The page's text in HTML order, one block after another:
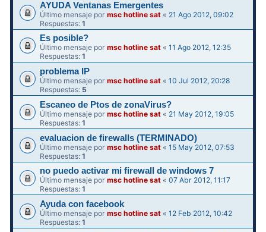
AYUDA Ventanas Emergentes
Último mensaje pormsc hotline sat « 21 Ago 2012, 09:02
Respuestas:1
Es posible?
Último mensaje pormsc hotline sat «11 Ago 2012, 12:35
Respuestas:1
problema IP
Último mensaje pormsc hotline sat «10 Jul 2012, 20:28
Respuestas: 5
Escaneo de Ptos de zonaVirus?
Último mensaje pormsc hotline sat « 21 May 2012, 19:05
Respuestas:1
evaluacion de firewalls (TERMINADO)
Último mensaje pormsc hotline sat «15 May 2012, 07:53
Respuestas:1
no puedo activar mi firewall de windows 7
Último mensaje pormsc hotline sat «07 Abr 2012, 11:17
Respuestas:1
Ayuda con facebook
Último mensaje pormsc hotline sat «12 Feb 2012, 10:42
Respuestas:1